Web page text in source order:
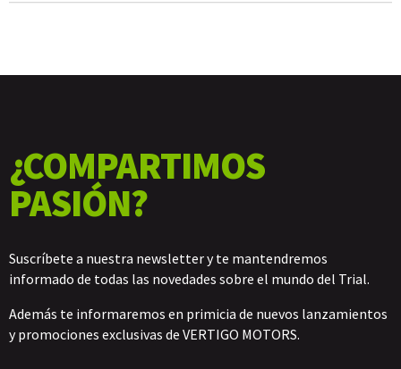
¿COMPARTIMOS
PASIÓN?
Suscríbete a nuestra newsletter y te mantendremos
informado de todas las novedades sobre el mundo del Trial.
Además te informaremos en primicia de nuevos lanzamientos
y promociones exclusivas de VERTIGO MOTORS.